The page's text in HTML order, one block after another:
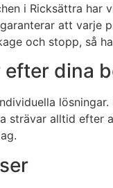
i Ricksättra
att
och stopp, så
dina
strävar alltid